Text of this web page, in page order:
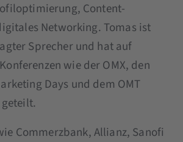
Content-
Networking. Tomas ist
Sprecher und hat auf
wie der OMX, den
Days und dem OMT
Commerzbank, Allianz, Sanofi